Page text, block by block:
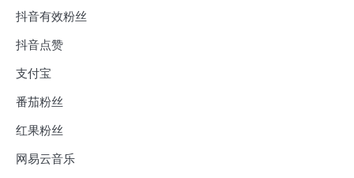
抖音有效粉丝
抖音点赞
支付宝
番茄粉丝
红果粉丝
网易云音乐